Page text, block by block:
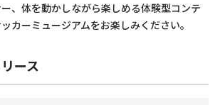
、体を動かしながら楽しめる体験型コンテ
カーミュージアムをお楽しみください。
ース